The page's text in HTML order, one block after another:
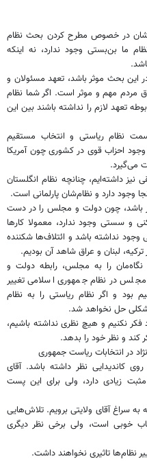
در خصوص مطرح کردن بحث نظام
ما بن‌بستی وجود ندارد، نه اینکه
این بحث موثر باشد، تعهد مسئولان و
مردم مهم و موثر است. اگر شما نظام
تعهد لازم را نداشته باشند بین این
نظام ریاستی و انتخاب مستقیم
احزاب قوی در کشوری چون آمریکا
می‌گیرد.
نیز داشته‌ایم، چنانچه نظام انگلستان
وجود دارد و نظام‌شان پارلمانی است.
باشد، چون دولت و مجلس را در دست
و سستی وجود ندارد، معمولا کارها
نداشته باشد و ائتلاف‌ها شکننده
لبنان و عراق شاهد آن بودیم.
را به مجلس، رابطه دولت و
در نظام جمهوری اسلامی تغییر
بود و اگر نظام ریاستی را به نظام
حل نخواهد شد.
نکنیم و هیچ نظری نداشته باشیم،
و نظر خود را بدهد.
در انتخابات ریاست جمهوری
کاندیدایی نظر داشته باشد. آقای
زیادی دارد، ولی برای این پست
سراغ آقای ولایتی برویم. تلاش‌هایی
خوبی است، ولی برخی نظر دیگری
نظام‌ها تاثیری نخواهند داشت.